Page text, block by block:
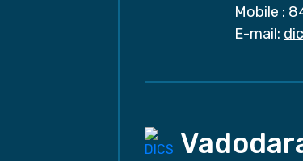
Mobile :
E-mail: